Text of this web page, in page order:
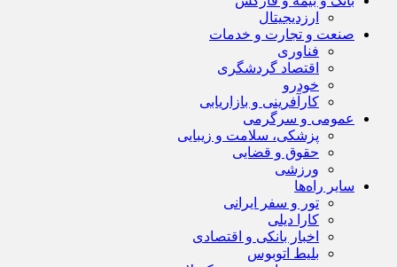
ارزدیجیتال
صنعت و تجارت و خدمات
فناوری
اقتصاد گردشگری
خودرو
کارآفرینی و بازاریابی
عمومی و سرگرمی
پزشکی، سلامت و زیبایی
حقوق و قضایی
ورزشی
سایر راه‌ها
تور و سفر ایرانی
کارا دیلی
اخبار بانکی و اقتصادی
بلیط اتوبوس